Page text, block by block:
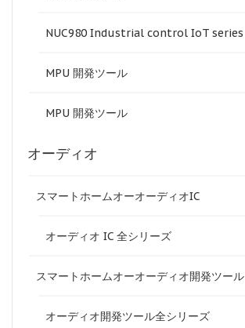
NUC980 Industrial control IoT series
MPU 開発ツール
MPU 開発ツール
オーディオ
スマートホームオーオーディオIC
オーディオ IC 全シリーズ
スマートホームオーオーディオ開発ツール
オーディオ開発ツール全シリーズ